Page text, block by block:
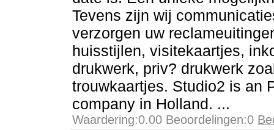
Tevens zijn wij
verzorgen uw
huisstijlen, visitekaartjes,
drukwerk, priv? drukwerk
trouwkaartjes. Studio2 is an
company in Holland. ...
Waardering:0.00 Beoordelingen:0